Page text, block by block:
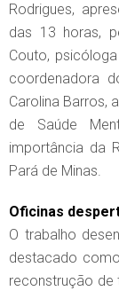
Rodrigues,
das 13 horas,
Couto,
coordenadora
Carolina Barros,
de Saúde
importância da
Pará de Minas.
Oficinas
O trabalho
destacado
reconstrução de